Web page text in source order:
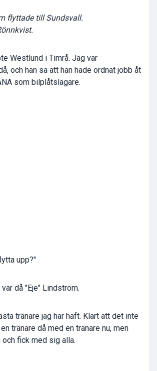
flyttade till Sundsvall.
Westlund i Timrå. Jag var
och han sa att han hade ordnat jobb åt
som bilplåtslagare.
upp?"
då "Eje" Lindström.
tränare jag har haft. Klart att det inte
tränare då med en tränare nu, men
och fick med sig alla.